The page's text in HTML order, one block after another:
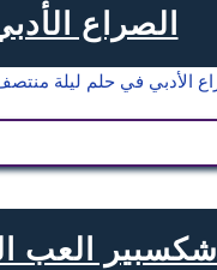
الصراع
شكسبير العب